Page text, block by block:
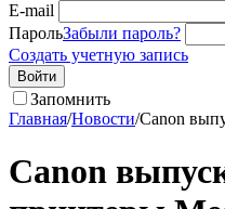
E-mail
ПарольЗабыли пароль?
Создать учетную запись
Войти
Запомнить
Главная/Новости/Canon
Canon